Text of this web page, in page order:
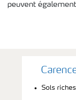
peuvent
Sols